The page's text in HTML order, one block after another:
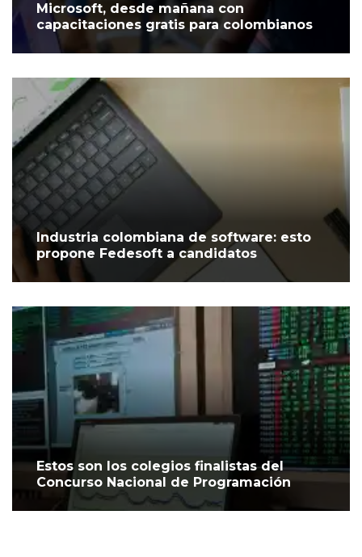
Microsoft, desde mañana con
capacitaciones gratis para colombianos
Industria colombiana de software: esto
propone Fedesoft a candidatos
Estos son los colegios finalistas del
Concurso Nacional de Programación